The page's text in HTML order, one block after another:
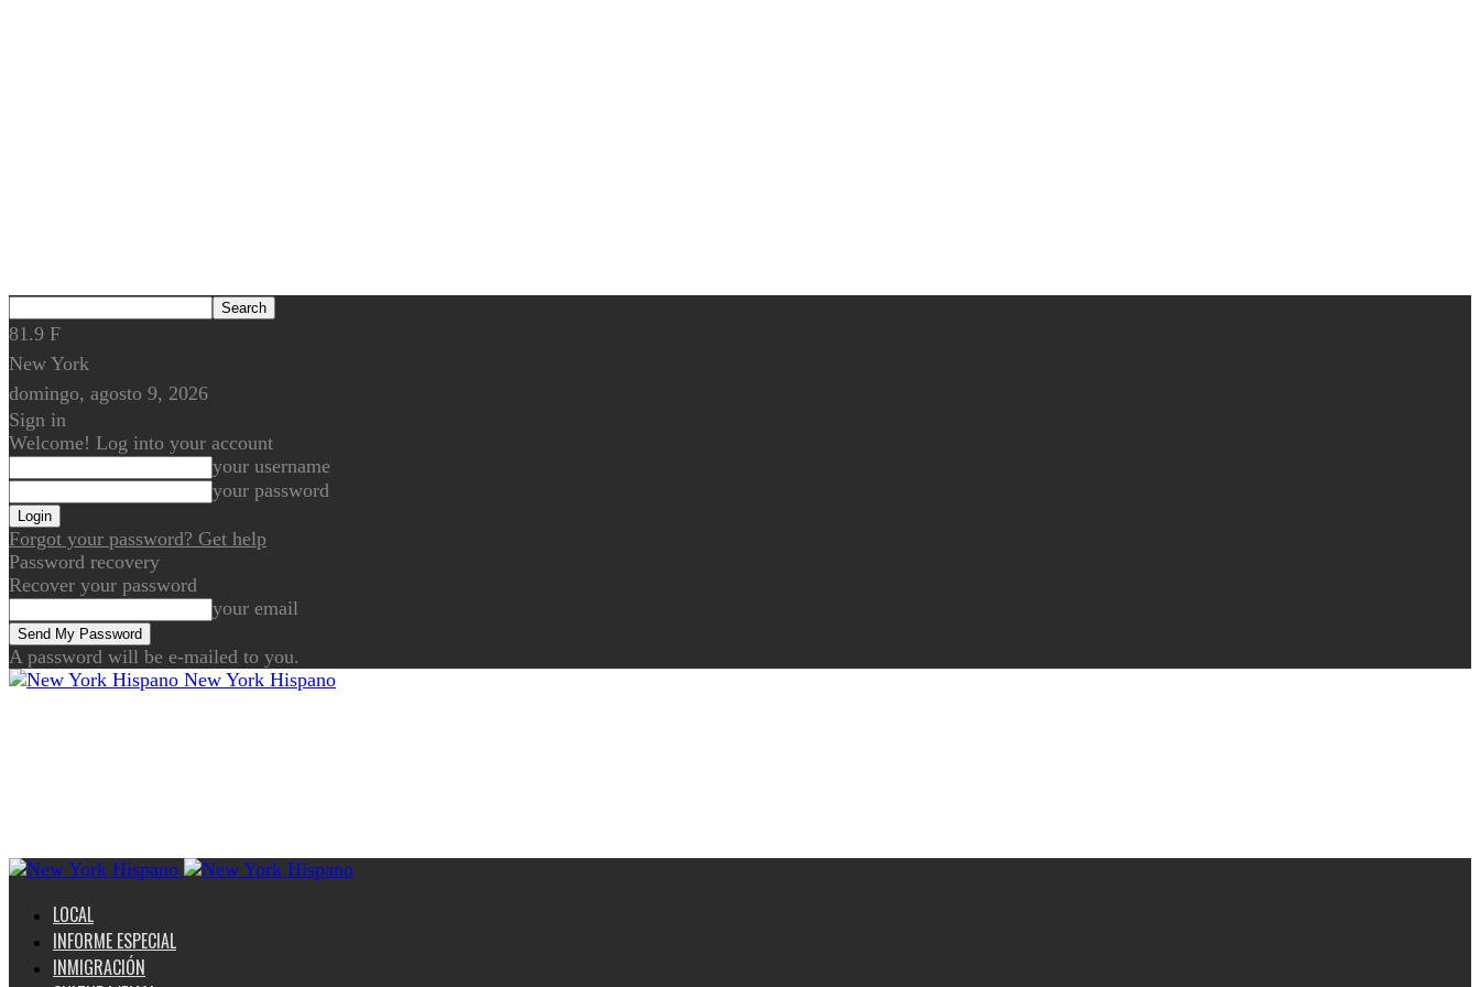
81.9 F
New York
domingo, agosto 9, 2026
Sign in
Welcome! Log into your account
your username
your password
Forgot your password? Get help
Password recovery
Recover your password
your email
A password will be e-mailed to you.
New York Hispano
LOCAL
INFORME ESPECIAL
INMIGRACIÓN